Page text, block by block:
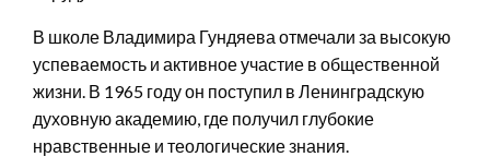
В школе Владимира Гундяева отмечали за высокую
успеваемость и активное участие в общественной
жизни. В 1965 году он поступил в Ленинградскую
духовную академию, где получил глубокие
нравственные и теологические знания.